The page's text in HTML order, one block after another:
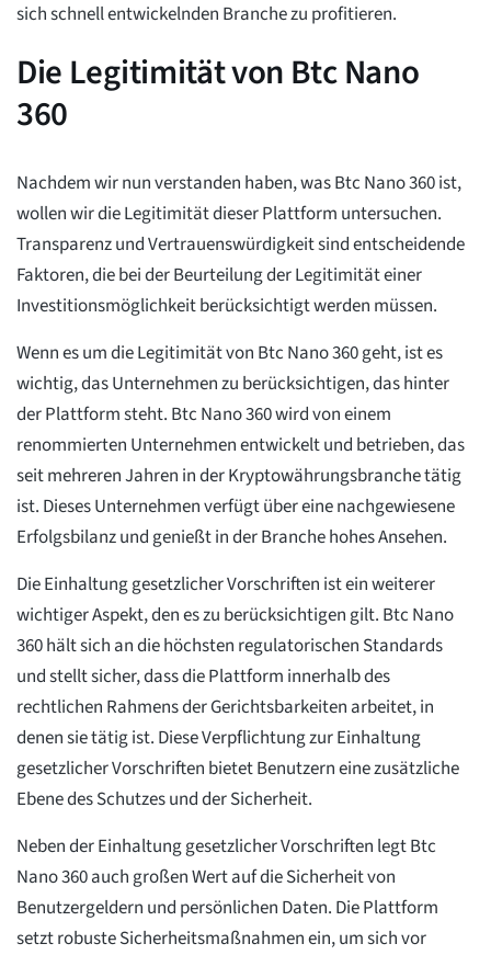
sich schnell entwickelnden Branche zu profitieren.
Die Legitimität von Btc Nano
360
Nachdem wir nun verstanden haben, was Btc Nano 360 ist,
wollen wir die Legitimität dieser Plattform untersuchen.
Transparenz und Vertrauenswürdigkeit sind entscheidende
Faktoren, die bei der Beurteilung der Legitimität einer
Investitionsmöglichkeit berücksichtigt werden müssen.
Wenn es um die Legitimität von Btc Nano 360 geht, ist es
wichtig, das Unternehmen zu berücksichtigen, das hinter
der Plattform steht. Btc Nano 360 wird von einem
renommierten Unternehmen entwickelt und betrieben, das
seit mehreren Jahren in der Kryptowährungsbranche tätig
ist. Dieses Unternehmen verfügt über eine nachgewiesene
Erfolgsbilanz und genießt in der Branche hohes Ansehen.
Die Einhaltung gesetzlicher Vorschriften ist ein weiterer
wichtiger Aspekt, den es zu berücksichtigen gilt. Btc Nano
360 hält sich an die höchsten regulatorischen Standards
und stellt sicher, dass die Plattform innerhalb des
rechtlichen Rahmens der Gerichtsbarkeiten arbeitet, in
denen sie tätig ist. Diese Verpflichtung zur Einhaltung
gesetzlicher Vorschriften bietet Benutzern eine zusätzliche
Ebene des Schutzes und der Sicherheit.
Neben der Einhaltung gesetzlicher Vorschriften legt Btc
Nano 360 auch großen Wert auf die Sicherheit von
Benutzergeldern und persönlichen Daten. Die Plattform
setzt robuste Sicherheitsmaßnahmen ein, um sich vor